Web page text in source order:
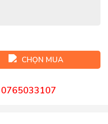
CHỌN MUA
0765033107